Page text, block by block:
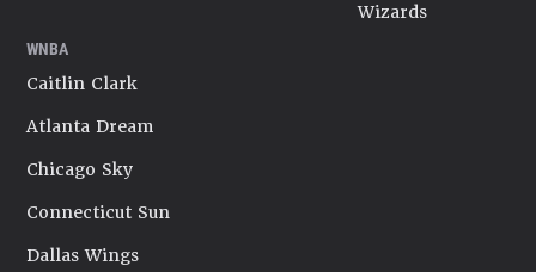
Wizards
WNBA
Caitlin Clark
Atlanta Dream
Chicago Sky
Connecticut Sun
Dallas Wings